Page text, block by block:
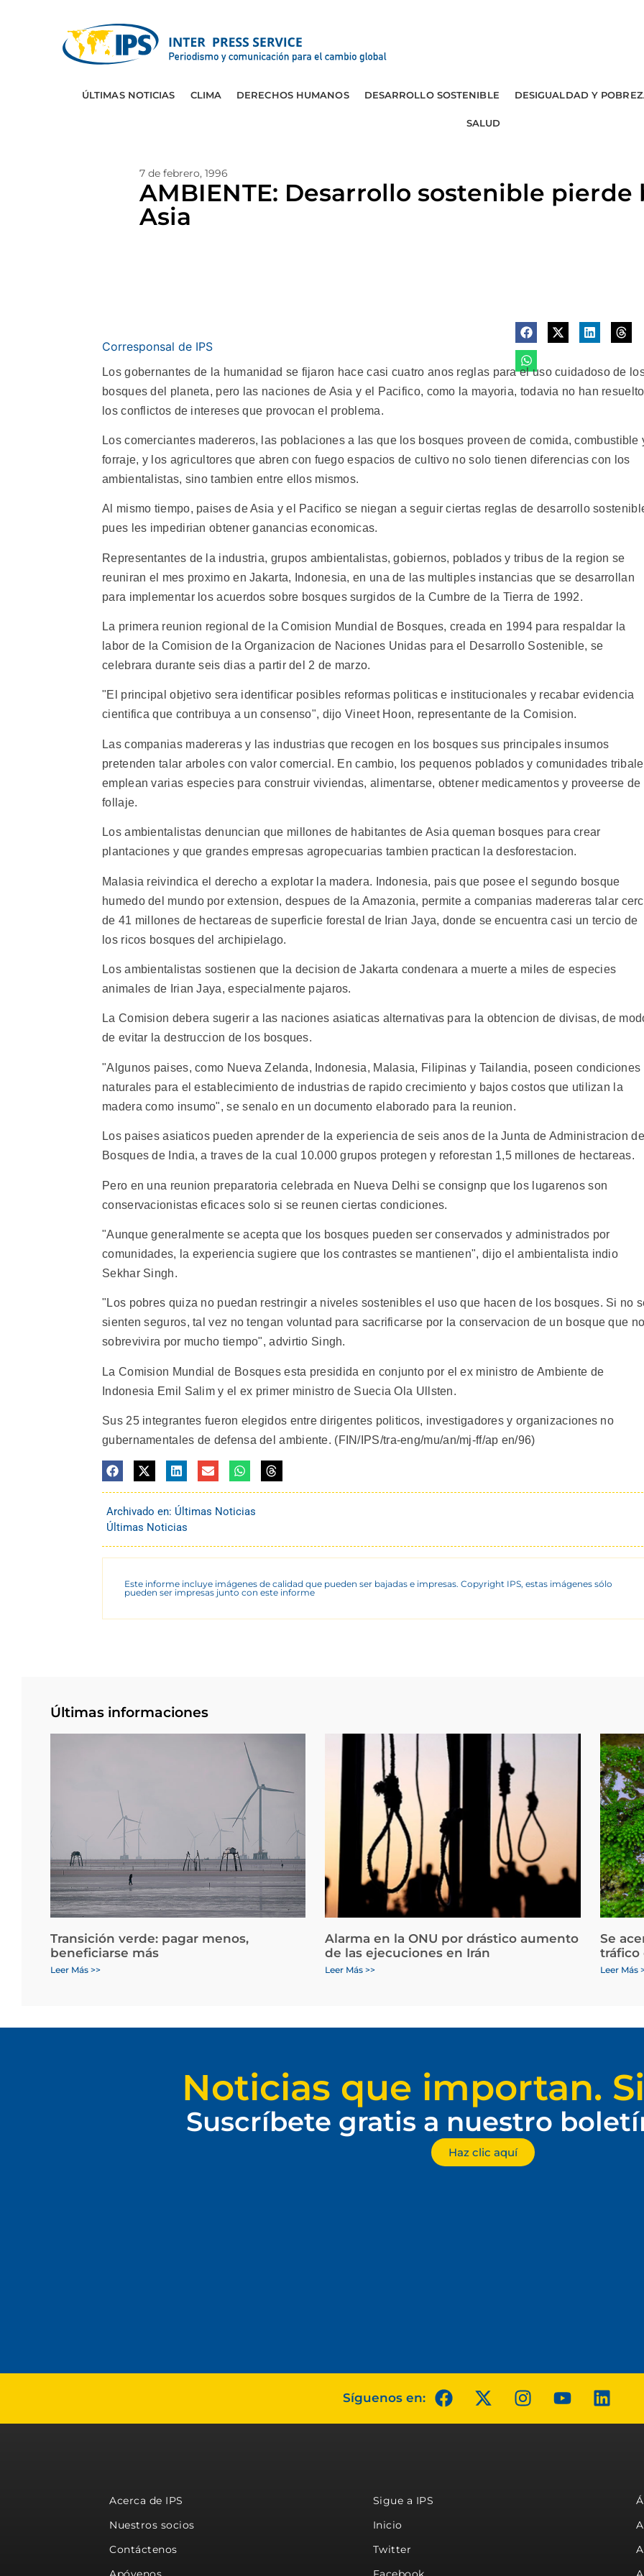
ÚLTIMAS NOTICIAS CLIMA DERECHOS HUMANOS DESARROLLO SOSTENIBLE DESIGUALDAD Y
SALUD
7 de febrero, 1996
AMBIENTE: Desarrollo sostenible pierde
Asia
Corresponsal de IPS
Los gobernantes de la humanidad se fijaron hace casi cuatro anos reglas para el uso cuidadoso de
bosques del planeta, pero las naciones de Asia y el Pacifico, como la mayoria, todavia no han resuelto
los conflictos de intereses que provocan el problema.
Los comerciantes madereros, las poblaciones a las que los bosques proveen de comida, combustible
forraje, y los agricultores que abren con fuego espacios de cultivo no solo tienen diferencias con los
ambientalistas, sino tambien entre ellos mismos.
Al mismo tiempo, paises de Asia y el Pacifico se niegan a seguir ciertas reglas de desarrollo
pues les impedirian obtener ganancias economicas.
Representantes de la industria, grupos ambientalistas, gobiernos, poblados y tribus de la region se
reuniran el mes proximo en Jakarta, Indonesia, en una de las multiples instancias que se desarrollan
para implementar los acuerdos sobre bosques surgidos de la Cumbre de la Tierra de 1992.
La primera reunion regional de la Comision Mundial de Bosques, creada en 1994 para respaldar la
labor de la Comision de la Organizacion de Naciones Unidas para el Desarrollo Sostenible, se
celebrara durante seis dias a partir del 2 de marzo.
"El principal objetivo sera identificar posibles reformas politicas e institucionales y recabar evidencia
cientifica que contribuya a un consenso", dijo Vineet Hoon, representante de la Comision.
Las companias madereras y las industrias que recogen en los bosques sus principales insumos
pretenden talar arboles con valor comercial. En cambio, los pequenos poblados y comunidades
emplean varias especies para construir viviendas, alimentarse, obtener medicamentos y proveerse de
follaje.
Los ambientalistas denuncian que millones de habitantes de Asia queman bosques para crear
plantaciones y que grandes empresas agropecuarias tambien practican la desforestacion.
Malasia reivindica el derecho a explotar la madera. Indonesia, pais que posee el segundo bosque
humedo del mundo por extension, despues de la Amazonia, permite a companias madereras talar
de 41 millones de hectareas de superficie forestal de Irian Jaya, donde se encuentra casi un tercio de
los ricos bosques del archipielago.
Los ambientalistas sostienen que la decision de Jakarta condenara a muerte a miles de especies
animales de Irian Jaya, especialmente pajaros.
La Comision debera sugerir a las naciones asiaticas alternativas para la obtencion de divisas, de
de evitar la destruccion de los bosques.
"Algunos paises, como Nueva Zelanda, Indonesia, Malasia, Filipinas y Tailandia, poseen condiciones
naturales para el establecimiento de industrias de rapido crecimiento y bajos costos que utilizan la
madera como insumo", se senalo en un documento elaborado para la reunion.
Los paises asiaticos pueden aprender de la experiencia de seis anos de la Junta de Administracion de
Bosques de India, a traves de la cual 10.000 grupos protegen y reforestan 1,5 millones de hectareas.
Pero en una reunion preparatoria celebrada en Nueva Delhi se consignp que los lugarenos son
conservacionistas eficaces solo si se reunen ciertas condiciones.
"Aunque generalmente se acepta que los bosques pueden ser conservados y administrados por
comunidades, la experiencia sugiere que los contrastes se mantienen", dijo el ambientalista indio
Sekhar Singh.
"Los pobres quiza no puedan restringir a niveles sostenibles el uso que hacen de los bosques. Si no
sienten seguros, tal vez no tengan voluntad para sacrificarse por la conservacion de un bosque que
sobrevivira por mucho tiempo", advirtio Singh.
La Comision Mundial de Bosques esta presidida en conjunto por el ex ministro de Ambiente de
Indonesia Emil Salim y el ex primer ministro de Suecia Ola Ullsten.
Sus 25 integrantes fueron elegidos entre dirigentes politicos, investigadores y organizaciones no
gubernamentales de defensa del ambiente. (FIN/IPS/tra-eng/mu/an/mj-ff/ap en/96)
Archivado en: Últimas Noticias
Últimas Noticias
Este informe incluye imágenes de calidad que pueden ser bajadas e impresas. Copyright IPS, estas imágenes sólo
pueden ser impresas junto con este informe
Últimas informaciones
Transición verde: pagar menos,
beneficiarse más
Leer Más >>
Alarma en la ONU por drástico aumento
de las ejecuciones en Irán
Leer Más >>
Se
tráfico
Leer Más
Noticias que importan.
Suscríbete gratis a nuestro
Haz clic aquí
Síguenos en:
Acerca de IPS
Nuestros socios
Contáctenos
Sigue a IPS
Inicio
Twitter